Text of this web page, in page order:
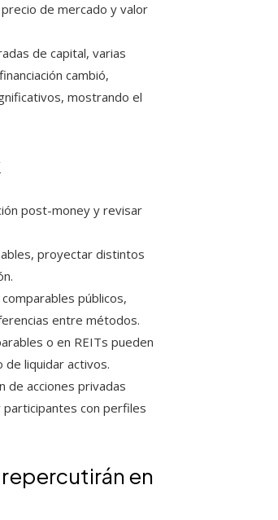
de mercado y valor
de capital, varias
cambió,
mostrando el
post-money y revisar
proyectar distintos
públicos,
entre métodos.
o en REITs pueden
de liquidar activos.
de acciones privadas
con perfiles
en